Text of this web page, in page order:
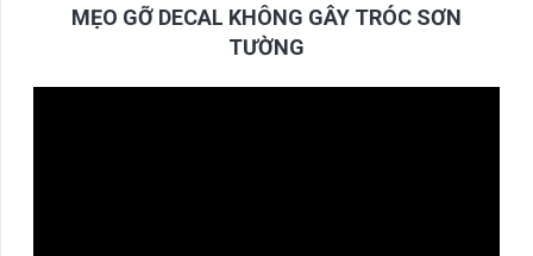
MẸO GỠ DECAL KHÔNG GÂY TRÓC SƠN
TƯỜNG